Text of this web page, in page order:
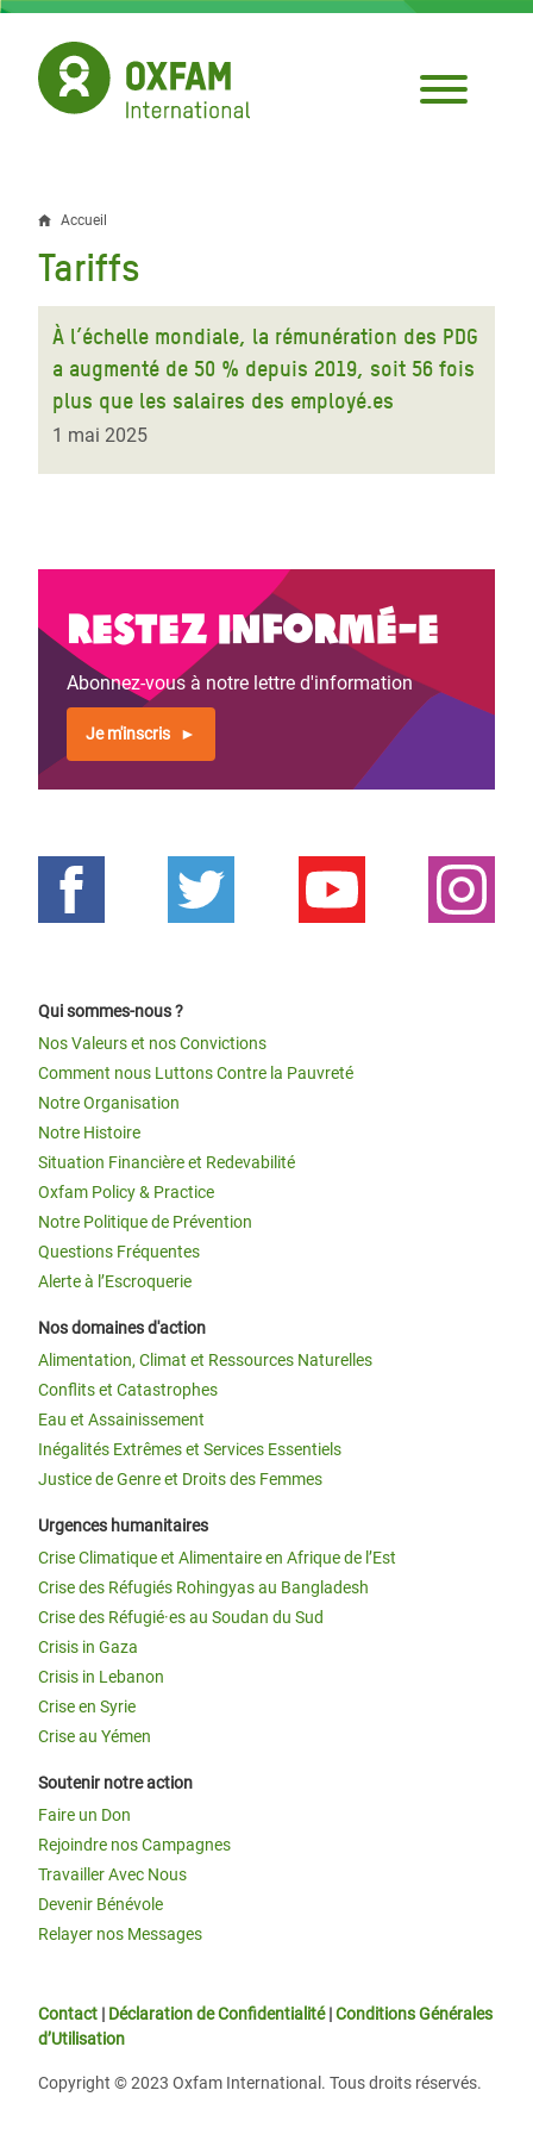
Aller
contenu
principal
Fil
d'Ariane
Accueil
Tariffs
À l’échelle mondiale, la rémunération des PDG
a augmenté de 50 % depuis 2019, soit 56 fois
plus que les salaires des employé.es
1 mai 2025
Restez informé-e
Abonnez-vous à notre lettre d'information
Je m'inscris
Qui sommes-nous ?
Nos Valeurs et nos Convictions
Comment nous Luttons Contre la Pauvreté
Notre Organisation
Notre Histoire
Situation Financière et Redevabilité
Oxfam Policy & Practice
Notre Politique de Prévention
Questions Fréquentes
Alerte à l’Escroquerie
Nos domaines d'action
Alimentation, Climat et Ressources Naturelles
Conflits et Catastrophes
Eau et Assainissement
Inégalités Extrêmes et Services Essentiels
Justice de Genre et Droits des Femmes
Urgences humanitaires
Crise Climatique et Alimentaire en Afrique de l’Est
Crise des Réfugiés Rohingyas au Bangladesh
Crise des Réfugié·es au Soudan du Sud
Crisis in Gaza
Crisis in Lebanon
Crise en Syrie
Crise au Yémen
Soutenir notre action
Faire un Don
Rejoindre nos Campagnes
Travailler Avec Nous
Devenir Bénévole
Relayer nos Messages
Contact | Déclaration de Confidentialité|Conditions Générales
d’Utilisation
Copyright © 2023 Oxfam International. Tous droits réservés.